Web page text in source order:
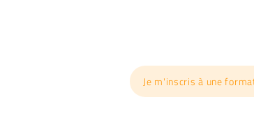
Je m'inscris à une